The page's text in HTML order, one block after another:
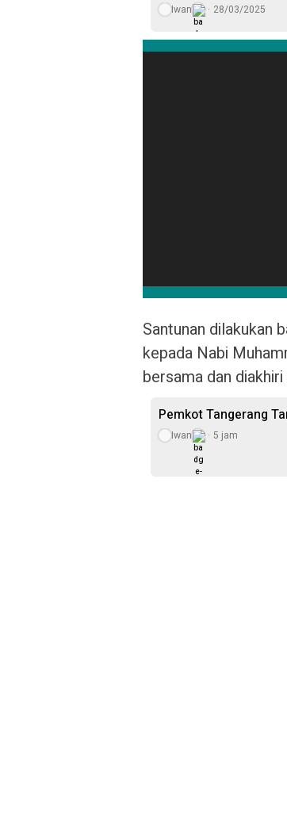
Iwan 28/03/2025
Santunan dilakukan
kepada Nabi
bersama dan
Pemkot Tangerang
Iwan 5 jam